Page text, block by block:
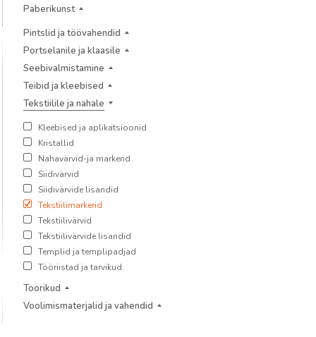
Paberikunst
Pintslid ja töövahendid
Portselanile ja klaasile
Seebivalmistamine
Teibid ja kleebised
Tekstiilile ja nahale
Kleebised ja aplikatsioonid
Kristallid
Nahavärvid-ja markerid
Siidivärvid
Siidivärvide lisandid
Tekstiilimarkerid
Tekstiilivärvid
Tekstiilivärvide lisandid
Templid ja templipadjad
Tööriistad ja tarvikud
Toorikud
Voolimismaterjalid ja vahendid